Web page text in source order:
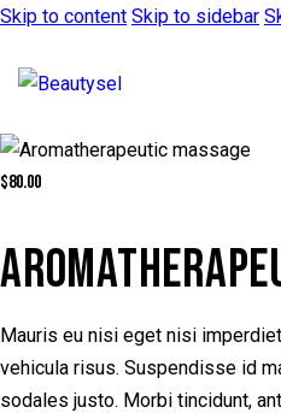
Skip to content Skip to sidebar
$80.00
Mauris eu nisi eget nisi
vehicula risus. Suspendisse id
sodales justo. Morbi tincidunt,